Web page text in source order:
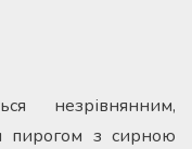
незрівнянним,
пирогом з сирною